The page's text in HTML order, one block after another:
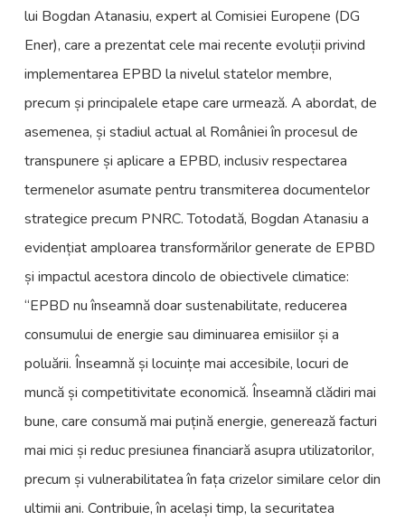
lui Bogdan Atanasiu, expert al Comisiei Europene (DG
Ener), care a prezentat cele mai recente evoluții privind
implementarea EPBD la nivelul statelor membre,
precum și principalele etape care urmează. A abordat, de
asemenea, și stadiul actual al României în procesul de
transpunere și aplicare a EPBD, inclusiv respectarea
termenelor asumate pentru transmiterea documentelor
strategice precum PNRC. Totodată, Bogdan Atanasiu a
evidențiat amploarea transformărilor generate de EPBD
și impactul acestora dincolo de obiectivele climatice:
“EPBD nu înseamnă doar sustenabilitate, reducerea
consumului de energie sau diminuarea emisiilor și a
poluării. Înseamnă și locuințe mai accesibile, locuri de
muncă și competitivitate economică. Înseamnă clădiri mai
bune, care consumă mai puțină energie, generează facturi
mai mici și reduc presiunea financiară asupra utilizatorilor,
precum și vulnerabilitatea în fața crizelor similare celor din
ultimii ani. Contribuie, în același timp, la securitatea